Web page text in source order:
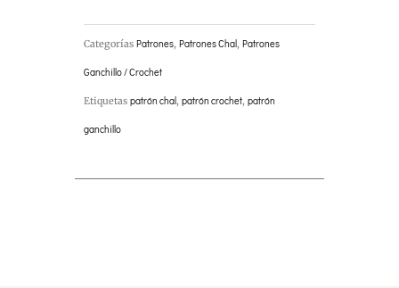
Categorías Patrones, Patrones Chal, Patrones
Ganchillo / Crochet
Etiquetas patrón chal, patrón crochet, patrón
ganchillo